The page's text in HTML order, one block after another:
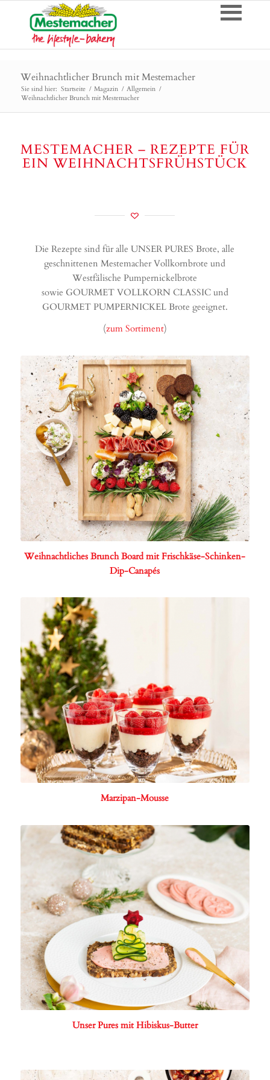
Weihnachtlicher Brunch mit Mestemacher
Sie sind hier: Startseite / Magazin / Allgemein /
Weihnachtlicher Brunch mit Mestemacher
MESTEMACHER – REZEPTE FÜR
EIN WEIHNACHTSFRÜHSTÜCK
Die Rezepte sind für alle UNSER PURES Brote, alle
geschnittenen Mestemacher Vollkornbrote und
Westfälische Pumpernickelbrote
sowie GOURMET VOLLKORN CLASSIC und
GOURMET PUMPERNICKEL Brote geeignet.
(zum Sortiment)
Weihnachtliches Brunch Board mit Frischkäse-Schinken-
Dip-Canapés
Marzipan-Mousse
Unser Pures mit Hibiskus-Butter